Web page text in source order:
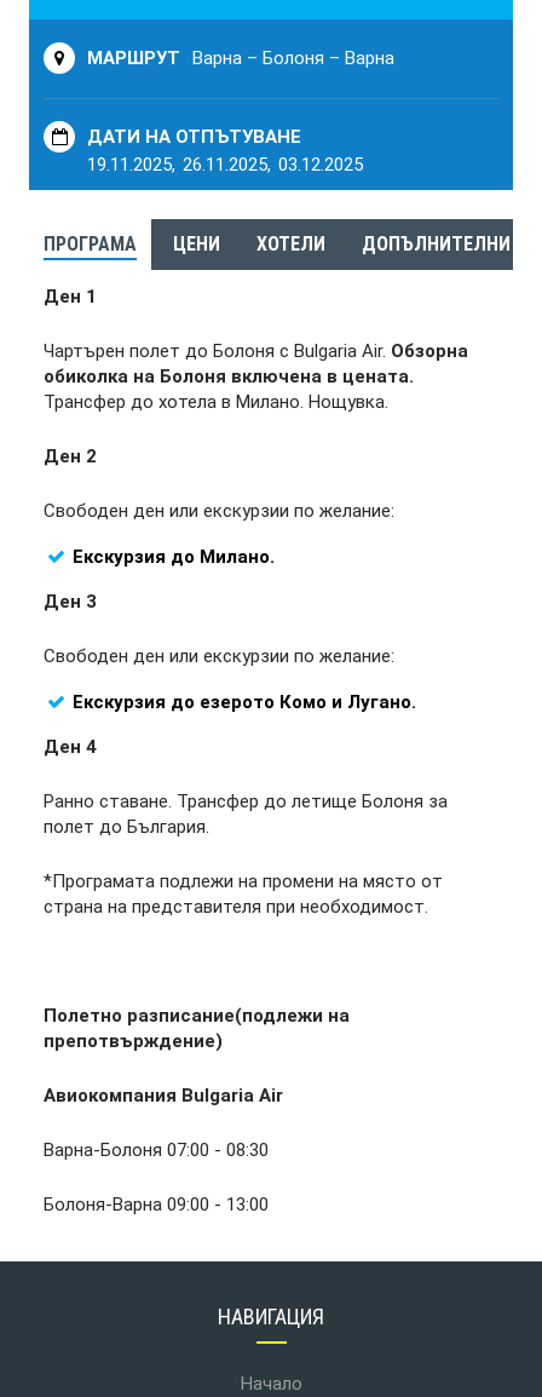
МАРШРУТ Варна – Болоня – Варна
ДАТИ НА ОТПЪТУВАНЕ
19.11.2025, 26.11.2025, 03.12.2025
ПРОГРАМА ЦЕНИ ХОТЕЛИ ДОПЪЛНИТЕЛНИ
Ден 1
Чартърен полет до Болоня с Bulgaria Air. Обзорна
обиколка на Болоня включена в цената.
Трансфер до хотела в Милано. Нощувка.
Ден 2
Свободен ден или екскурзии по желание:
Екскурзия до Милано.
Ден 3
Свободен ден или екскурзии по желание:
Екскурзия до езерото Комо и Лугано.
Ден 4
Ранно ставане. Трансфер до летище Болоня за
полет до България.
*Програмата подлежи на промени на място от
страна на представителя при необходимост.
Полетно разписание(подлежи на
препотвърждение)
Авиокомпания Bulgaria Air
Варна-Болоня 07:00 - 08:30
Болоня-Варна 09:00 - 13:00
НАВИГАЦИЯ
Начало